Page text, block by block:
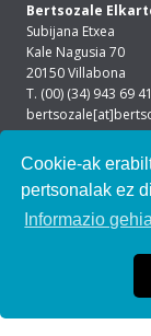
Cookie-ak
pertsonalak ez
Informazio
Bertsozale
Subijana Etxea
Kale Nagusia 70
20150 Villabona
T. (00) (34) 943 69